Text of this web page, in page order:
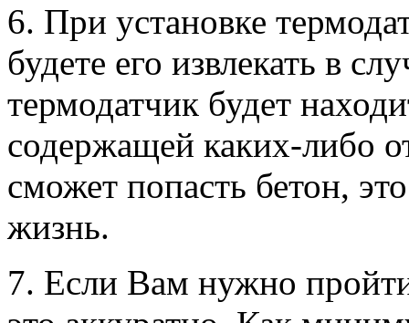
6. При установке
будете его извлекать в
термодатчик будет
содержащей каких-либо
сможет попасть бетон,
жизнь.
7. Если Вам нужно